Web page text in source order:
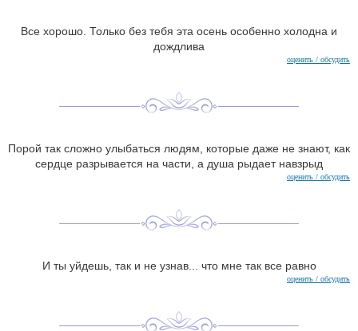
Все хорошо. Только без тебя эта осень особенно холодна и
дождлива
оценить / обсудить
Порой так сложно улыбаться людям, которые даже не знают, как
сердце разрывается на части, а душа рыдает навзрыд
оценить / обсудить
И ты уйдешь, так и не узнав... что мне так все равно
оценить / обсудить